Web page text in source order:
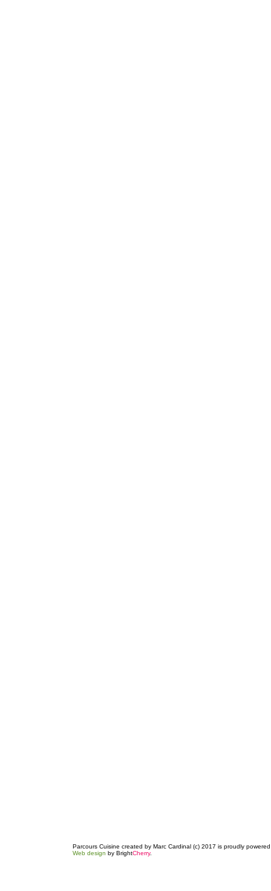
Parcours Cuisine created by Marc Cardinal (c) 2017 is proudly
Web design by BrightCherry.